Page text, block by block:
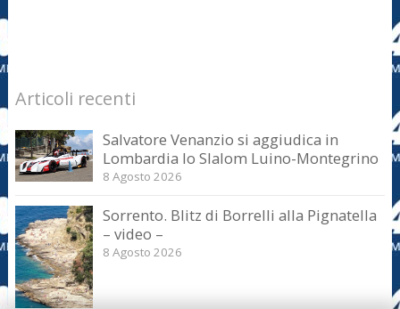
Articoli recenti
Salvatore Venanzio si aggiudica in
Lombardia lo Slalom Luino-Montegrino
8 Agosto 2026
Sorrento. Blitz di Borrelli alla Pignatella
– video –
8 Agosto 2026